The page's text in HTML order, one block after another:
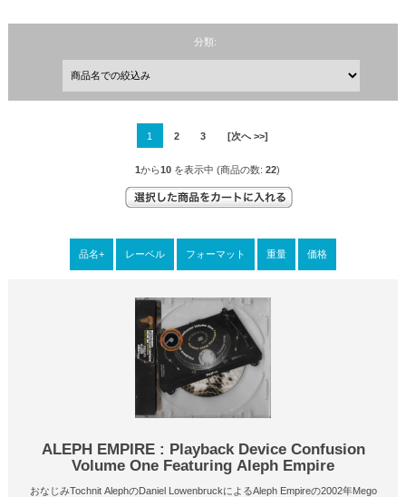
分類:
1 2 3 [次へ >>]
1から10 を表示中 (商品の数: 22)
品名+ レーベル フォーマット 重量 価格
ALEPH EMPIRE : Playback Device Confusion
Volume One Featuring Aleph Empire
おなじみTochnit AlephのDaniel LowenbruckによるAleph Empireの2002年Mego